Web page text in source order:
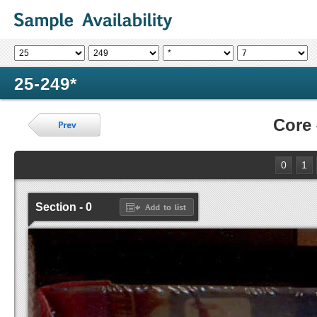
25-249*
Core
0 1
Section - 0